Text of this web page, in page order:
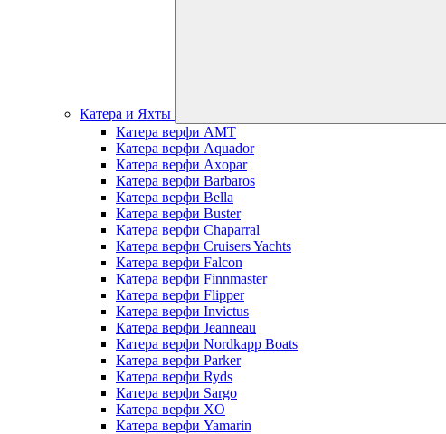
Катера и Яхты
Катера верфи AMT
Катера верфи Aquador
Катера верфи Axopar
Катера верфи Barbaros
Катера верфи Bella
Катера верфи Buster
Катера верфи Chaparral
Катера верфи Cruisers Yachts
Катера верфи Falcon
Катера верфи Finnmaster
Катера верфи Flipper
Катера верфи Invictus
Катера верфи Jeanneau
Катера верфи Nordkapp Boats
Катера верфи Parker
Катера верфи Ryds
Катера верфи Sargo
Катера верфи XO
Катера верфи Yamarin